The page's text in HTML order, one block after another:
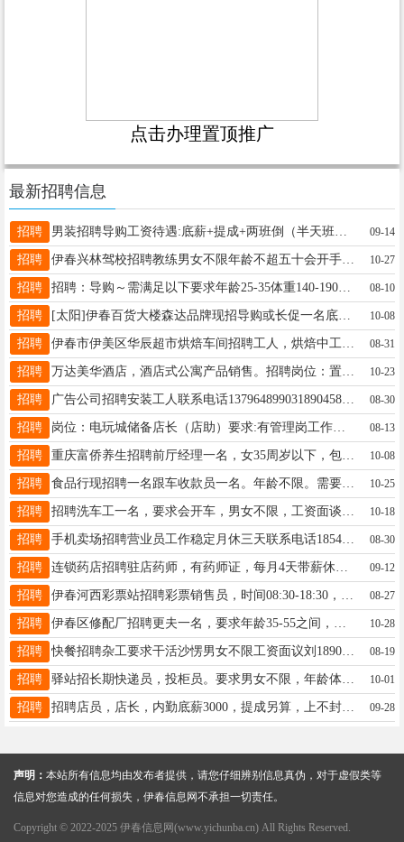
点击办理置顶推广
最新招聘信息
招聘 09-14
招聘 伊春兴林驾校招聘教练男女不限年龄不超五十会开手动挡车性格好语言表达能力强13766757520李先生13766757520 10-27
招聘 招聘：导购～需满足以下要求年龄25-35体重140-190身高163-170长相甜美性格好有过相关销售经验吃苦耐劳～另招聘理货员25-40周岁（熨衣服，摆衣服，理货，打扫）工作时间早8:20-晚16:50电话：13845878322邢女士13845878322 08-10
招聘 [太阳]伊春百货大楼森达品牌现招导购或长促一名底薪+提成+法定假日三薪+公司缴纳五险工作时间：早晚倒班，月休2天，每天工作7小时联系电话及微信13945892680赵女士13945892680 10-08
招聘 08-31
招聘 万达美华酒店，酒店式公寓产品销售。招聘岗位：置业顾问。任职要求：年龄20-40岁，男女均可，形象气质佳，有房地产销售经验，底薪+提成（1%-2%）工作地点：升辉广场&0458街区工作时间：早九晚五，免费提供午餐及饮品。另招聘网络拍摄剪辑人员，要求能出境（此岗位薪资面议）。马总13384583658 10-23
招聘 广告公司招聘安装工人联系电话1379648990318904584588工作不复杂有时需要再嘉荫有时候需要再伊春孙明哲13796489903 08-30
招聘 岗位：电玩城储备店长（店助）要求:有管理岗工作经验者优先薪资：5000-8000包吃包住工作时间：9:00-22:00，月休四天联系方式：高经理，13354538994贾妮燃18846239901 08-13
招聘 重庆富侨养生招聘前厅经理一名，女35周岁以下，包吃住，月薪3500+提成，下午1.30点至夜间12点。时先生18645869668 10-08
招聘 食品行现招聘一名跟车收款员一名。年龄不限。需要男士。李先生18945877767 10-25
招聘 10-18
招聘 手机卖场招聘营业员工作稳定月休三天联系电话18545486669赵经理18545486669 08-30
招聘 连锁药店招聘驻店药师，有药师证，每月4天带薪休息，保底5000，上不封顶，薪资待遇优厚详情面谈张女士18324667566 09-12
招聘 08-27
招聘 10-28
招聘 快餐招聘杂工要求干活沙愣男女不限工资面议刘18904587958 08-19
招聘 驿站招长期快递员，投柜员。要求男女不限，年龄体力够就行，心细，责任心强。待遇电话联系。另有多个成熟驿站出兑，地理位置优异，设备齐全，每天到货量1000左右，发货30-40件，收入稳定，不愁客源，带有屋内设备，接手能干就是挣钱。有意者联系吴先生13114587976请联系此号码吴先生17758895804 10-01
招聘 招聘店员，店长，内勤底薪3000，提成另算，上不封顶7小时工作制，中午两小时休息想要赚钱的来，短期勿扰地址：铁力，双丰，伊春招聘☎️：15245889990（微信同步）刘女士13766736677 09-28
声明： 本站所有信息均由发布者提供，请您仔细辨别信息真伪，对于虚假类等
信息对您造成的任何损失，伊春信息网不承担一切责任。
Copyright © 2022-2025 伊春信息网(www.yichunba.cn) All Rights Reserved.